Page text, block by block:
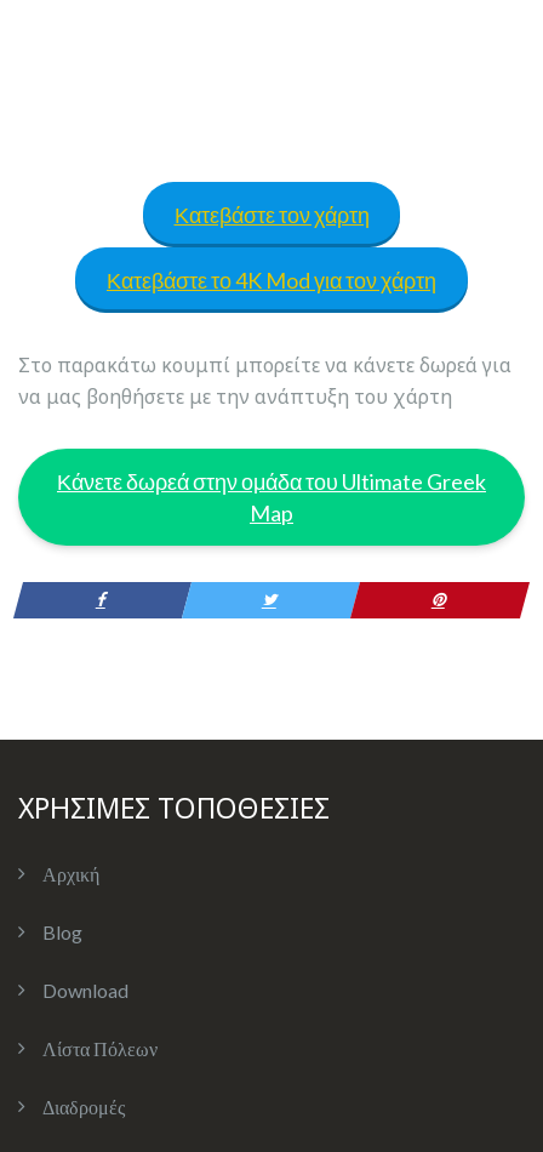
Κατεβάστε τον χάρτη
Κατεβάστε το 4K Mod για τον χάρτη
Στο παρακάτω κουμπί μπορείτε να κάνετε δωρεά για
να μας βοηθήσετε με την ανάπτυξη του χάρτη
Κάνετε δωρεά στην ομάδα του Ultimate Greek
Map
ΧΡΗΣΙΜΕΣ ΤΟΠΟΘΕΣΙΕΣ
Αρχική
Blog
Download
Λίστα Πόλεων
Διαδρομές